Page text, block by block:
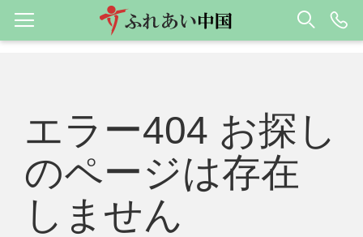
エラー404 お探し
のページは存在
しません